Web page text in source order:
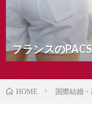
フランスの
HOME 国際結婚